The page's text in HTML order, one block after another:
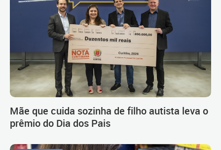
Mãe que cuida sozinha de filho autista leva o
prêmio do Dia dos Pais